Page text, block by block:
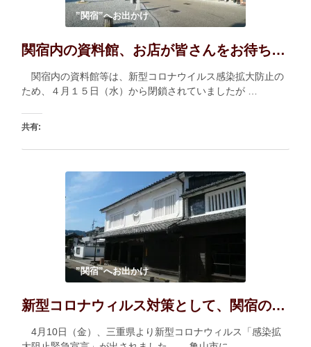
”関宿”へお出かけ
関宿内の資料館、お店が皆さんをお待ちしています。
関宿内の資料館等は、新型コロナウイルス感染拡大防止の
ため、４月１５日（水）から閉鎖されていましたが …
共有:
印刷
読み込み中…
”関宿”へお出かけ
新型コロナウィルス対策として、関宿の見学施設が一時閉鎖されることになりました
4月10日（金）、三重県より新型コロナウィルス「感染拡